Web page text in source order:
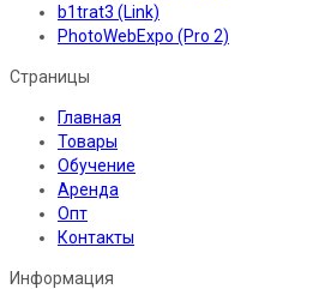
b1trat3 (Link)
PhotoWebExpo (Pro 2)
Страницы
Главная
Товары
Обучение
Аренда
Опт
Контакты
Информация